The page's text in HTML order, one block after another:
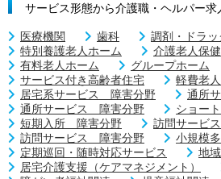
サービス形態から介護職・ヘルパー求
医療機関 歯科
調剤・ドラッ
特別養護老人ホーム
介護老人保
有料老人ホーム
グループホーム
サービス付き高齢者住宅
軽費老
居宅系サービス 障害分野
通所
通所サービス 障害分野
ショー
短期入所 障害分野
訪問サービス
訪問サービス 障害分野
小規模
定期巡回・随時対応サービス
地
居宅介護支援（ケアマネジメント）